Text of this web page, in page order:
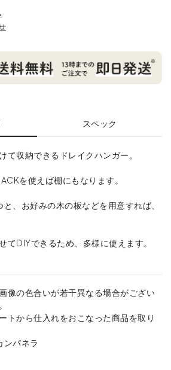
スペック
て収納できるドレイクハンガー。
を使えば棚にもなります。
、お好みの木の板などを用意すれば、
てDIYできるため、多様に使えます。
像の色合いが若干異なる場合がござい
トから仕入れをおこなった商品を取り
ンパネラ